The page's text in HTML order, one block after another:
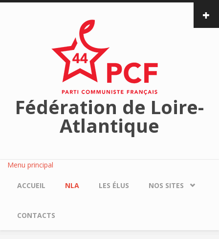
Aller au contenu principal
Fédération de Loire-
Atlantique
Menu principal
ACCUEIL NLA LES ÉLUS NOS SITES
CONTACTS